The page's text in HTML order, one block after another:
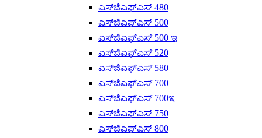
ಎಸ್‌ಜಿಎಫ್‌ಎಸ್ 480
ಎಸ್‌ಜಿಎಫ್‌ಎಸ್ 500
ಎಸ್‌ಜಿಎಫ್‌ಎಸ್ 500 ಇ
ಎಸ್‌ಜಿಎಫ್‌ಎಸ್ 520
ಎಸ್‌ಜಿಎಫ್‌ಎಸ್ 580
ಎಸ್‌ಜಿಎಫ್‌ಎಸ್ 700
ಎಸ್‌ಜಿಎಫ್‌ಎಸ್ 700ಇ
ಎಸ್‌ಜಿಎಫ್‌ಎಸ್ 750
ಎಸ್‌ಜಿಎಫ್‌ಎಸ್ 800